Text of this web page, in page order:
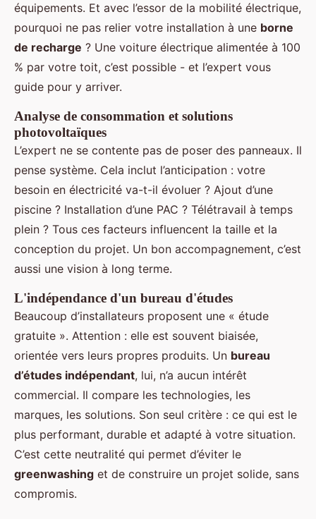
équipements. Et avec l’essor de la mobilité électrique,
pourquoi ne pas relier votre installation à une borne
de recharge ? Une voiture électrique alimentée à 100
% par votre toit, c’est possible - et l’expert vous
guide pour y arriver.
Analyse de consommation et solutions
photovoltaïques
L’expert ne se contente pas de poser des panneaux. Il
pense système. Cela inclut l’anticipation : votre
besoin en électricité va-t-il évoluer ? Ajout d’une
piscine ? Installation d’une PAC ? Télétravail à temps
plein ? Tous ces facteurs influencent la taille et la
conception du projet. Un bon accompagnement, c’est
aussi une vision à long terme.
L'indépendance d'un bureau d'études
Beaucoup d’installateurs proposent une « étude
gratuite ». Attention : elle est souvent biaisée,
orientée vers leurs propres produits. Un bureau
d’études indépendant, lui, n’a aucun intérêt
commercial. Il compare les technologies, les
marques, les solutions. Son seul critère : ce qui est le
plus performant, durable et adapté à votre situation.
C’est cette neutralité qui permet d’éviter le
greenwashing et de construire un projet solide, sans
compromis.